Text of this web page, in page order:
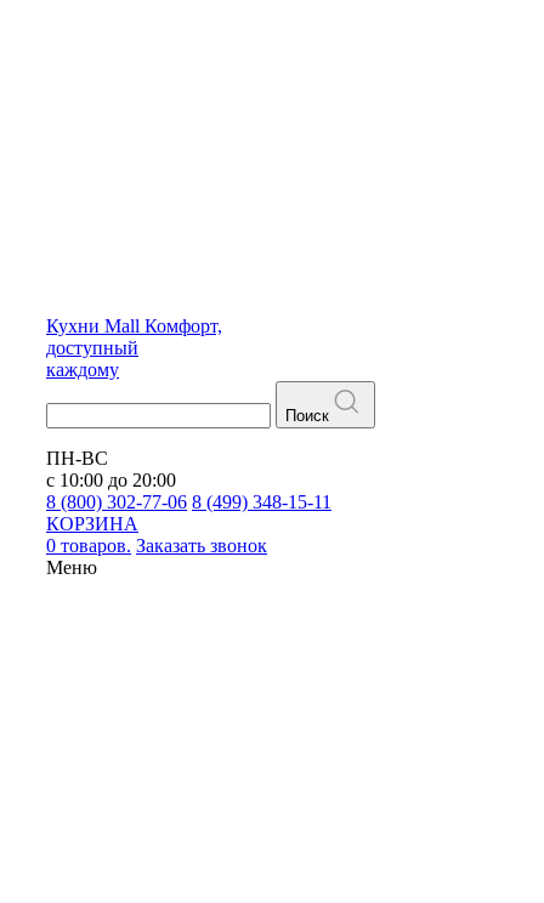
Кухни Mall Комфорт,
доступный
каждому
Поиск
ПН-ВС
с 10:00 до 20:00
8 (800) 302-77-06 8 (499) 348-15-11
КОРЗИНА
0 товаров. Заказать звонок
Меню